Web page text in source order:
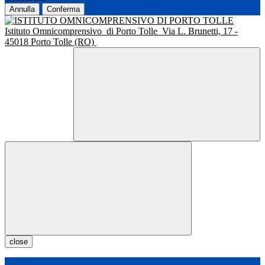
Annulla Conferma
Istituto Omnicomprensivo di Porto Tolle Via L. Brunetti, 17 -
45018 Porto Tolle (RO)
close